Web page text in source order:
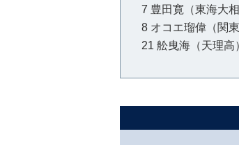
7 豊田寛（東海大相
8 オコエ瑠偉（関東
21 舩曳海（天理高